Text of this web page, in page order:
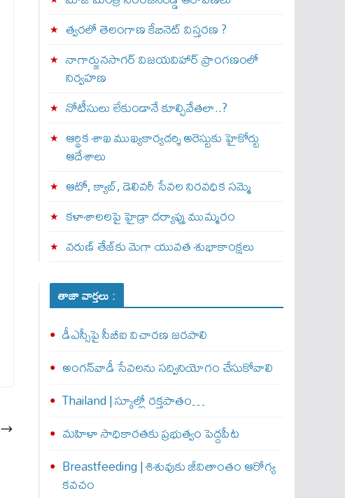
త్వ‌ర‌లో తెలంగాణ కేబినెట్ విస్తరణ ?
నాగార్జునసాగర్ విజయవిహార్ ప్రాంగణంలో
నిర్వహణ
నోటీసులు లేకుండానే కూల్చివేతలా..?
ఆర్థిక శాఖ ముఖ్యకార్యదర్శి అరెస్టుకు హైకోర్టు
ఆదేశాలు
ఆటో, క్యాబ్, డెలివరీ సేవల నిరవధిక సమ్మె
కళాశాలలపై హైడ్రా దర్యాప్తు ముమ్మరం
వరుణ్ తేజ్‌కు మెగా యువత శుభాకాంక్షలు
తాజా వార్తలు :
డీఎస్సీపై సీబీఐ విచారణ జరపాలి
అంగన్‌వాడీ సేవలను సద్వినియోగం చేసుకోవాలి
Thailand | స్కూల్లో రక్తపాతం…
మహిళా సాధికారతకు ప్రభుత్వం పెద్దపీట
Breastfeeding | శిశువుకు జీవితాంతం ఆరోగ్య
కవచం